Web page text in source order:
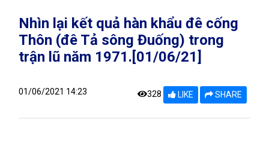
Nhìn lại kết quả hàn khẩu đê cống
Thôn (đê Tả sông Đuống) trong
trận lũ năm 1971.[01/06/21]
01/06/2021 14:23 328 LIKE SHARE